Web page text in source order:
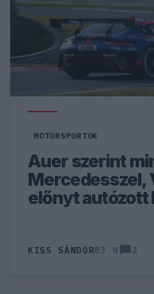
MOTORSPORTOK
Auer szerint
Mercedesszel,
előnyt autózott
KISS SÁNDOR83 N 2